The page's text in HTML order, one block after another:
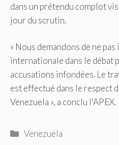
dans un prétendu complot
jour du scrutin.
« Nous demandons de ne
internationale dans le débat
accusations infondées. Le
est effectué dans le respect
Venezuela », a conclu l'APEX.
Catégories
Venezuela